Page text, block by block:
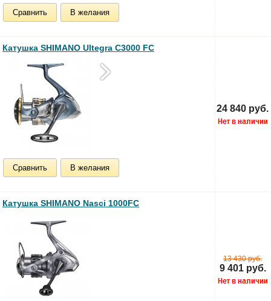
Сравнить В желания
Катушка SHIMANO Ultegra C3000 FC
Сравнить В желания
24 840 руб.
Катушка SHIMANO Nasci 1000FC
13 430 руб.
9 401 руб.